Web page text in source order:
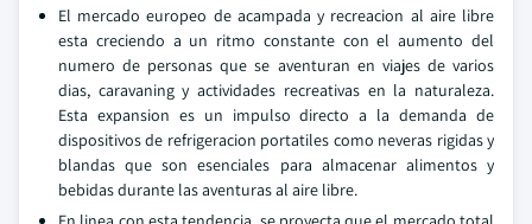
El mercado europeo de acampada y recreacion al aire libre
esta creciendo a un ritmo constante con el aumento del
numero de personas que se aventuran en viajes de varios
dias, caravaning y actividades recreativas en la naturaleza.
Esta expansion es un impulso directo a la demanda de
dispositivos de refrigeracion portatiles como neveras rigidas y
blandas que son esenciales para almacenar alimentos y
bebidas durante las aventuras al aire libre.